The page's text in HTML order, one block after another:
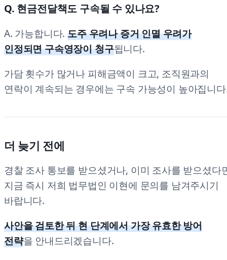
Q. 현금전달책도 구속될 수 있나요?
A. 가능합니다.도주 우려나 증거 인멸 우려가
인정되면 구속영장이 청구됩니다.
가담 횟수가 많거나 피해금액이 크고, 조직원과의
연락이 계속되는 경우에는 구속 가능성이 높아집니
더 늦기 전에
경찰 조사 통보를 받으셨거나, 이미 조사를 받으셨다
지금 즉시 저희 법무법인 이현에 문의를 남겨주시기
바랍니다.
사안을 검토한 뒤 현 단계에서 가장 유효한 방어
전략을 안내드리겠습니다.